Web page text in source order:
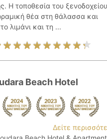
Η τοποθεσία του
θέα στη θάλασσα και
λιμάνι και τη ...
Beach Hotel
Δείτε